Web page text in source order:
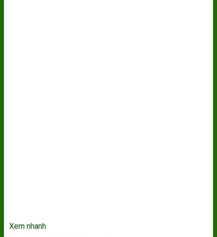
Xem nhanh